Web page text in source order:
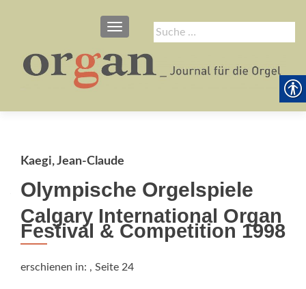
Suche
nach:
SCHALTE NAVIGATION
Kaegi, Jean-Claude
Olympische Orgelspiele
Calgary International Organ
Festival & Competition 1998
erschienen in: , Seite 24